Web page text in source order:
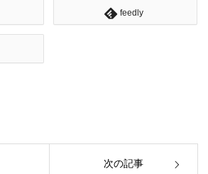
feedly
次の記事